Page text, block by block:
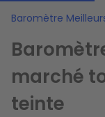
Baromètre
marché
teinte